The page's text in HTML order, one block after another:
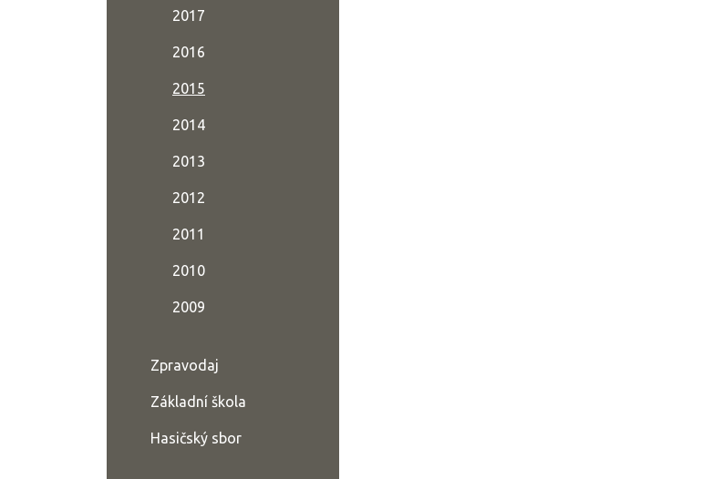
2017
2016
2015
2014
2013
2012
2011
2010
2009
Zpravodaj
Základní škola
Hasičský sbor